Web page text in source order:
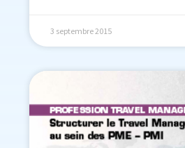
3 septembre 2015